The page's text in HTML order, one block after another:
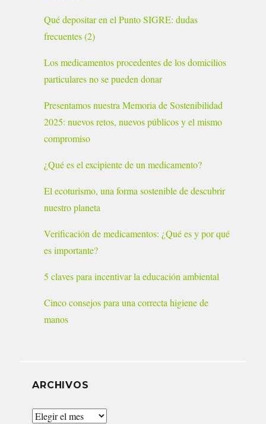
Qué depositar en el Punto SIGRE: dudas
frecuentes (2)
Los medicamentos procedentes de los domicilios
particulares no se pueden donar
Presentamos nuestra Memoria de Sostenibilidad
2025: nuevos retos, nuevos públicos y el mismo
compromiso
¿Qué es el excipiente de un medicamento?
El ecoturismo, una forma sostenible de descubrir
nuestro planeta
Verificación de medicamentos: ¿Qué es y por qué
es importante?
5 claves para incentivar la educación ambiental
Cinco consejos para una correcta higiene de
manos
ARCHIVOS
Archivos